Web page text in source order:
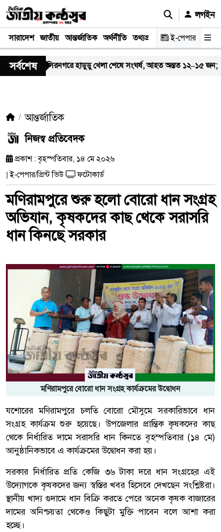
লগইন
সারাদেশ জাতীয় আন্তর্জাতিক অর্থনীতি তথ্যপ্রযুক্তি স্বাস্থ্য আইন-
ই-পেপার
সর্বশেষ
নাসিরনগরে হাডুডু খেলা শেষে সংঘর্ষ, আহত অন্তত ১২–১৫ জন; পরিস্থিতি
আন্তর্জাতিক
নিজস্ব প্রতিবেদক
প্রকাশ : বৃহস্পতিবার, ১৪ মে ২০২৬
| ই-পেপার/প্রিন্ট ভিউ ফটোকার্ড
মণিরামপুরে শুরু হলো বোরো ধান সংগ্রহ
অভিযান, কৃষকদের কাছ থেকে সরাসরি
ধান কিনছে সরকার
মণিরামপুরে বোরো ধান সংগ্রহ কার্যক্রমের উদ্বোধন
যশোরের মণিরামপুরে চলতি বোরো মৌসুমে সরকারিভাবে ধান
সংগ্রহ কার্যক্রম শুরু হয়েছে। উপজেলার প্রান্তিক কৃষকদের কাছ
থেকে নির্ধারিত দামে সরাসরি ধান কিনতে বৃহস্পতিবার (১৪ মে)
আনুষ্ঠানিকভাবে এ কার্যক্রমের উদ্বোধন করা হয়।
সরকার নির্ধারিত প্রতি কেজি ৩৬ টাকা দরে ধান সংগ্রহের এই
উদ্যোগকে কৃষকদের জন্য স্বস্তির খবর হিসেবে দেখছেন সংশ্লিষ্টরা।
স্থানীয় খাদ্য গুদামে ধান বিক্রি করতে পেরে অনেক কৃষক বাজারের
দামের অনিশ্চয়তা থেকেও কিছুটা মুক্তি পাবেন বলে আশা করা
হচ্ছে।